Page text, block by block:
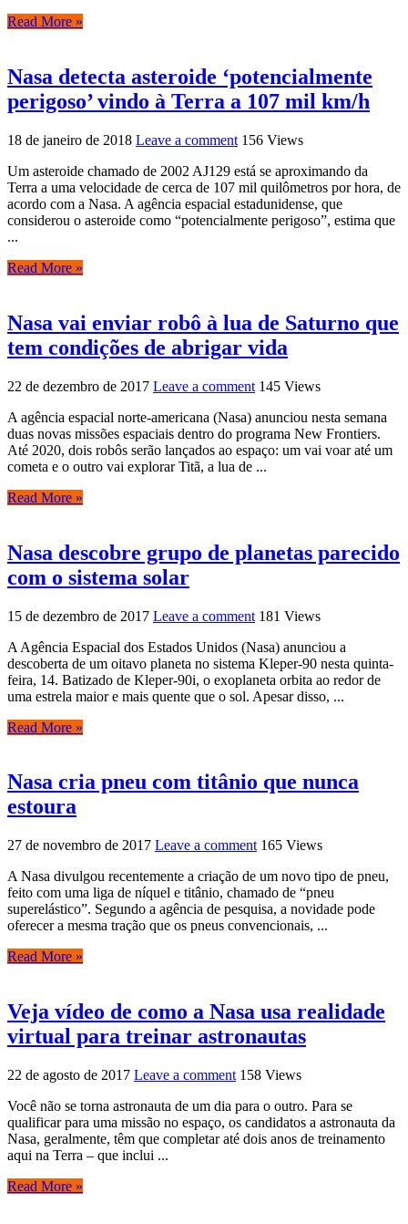
Read More »
Nasa detecta asteroide ‘potencialmente
perigoso’ vindo à Terra a 107 mil km/h
18 de janeiro de 2018 Leave a comment 156 Views
Um asteroide chamado de 2002 AJ129 está se aproximando da
Terra a uma velocidade de cerca de 107 mil quilômetros por hora, de
acordo com a Nasa. A agência espacial estadunidense, que
considerou o asteroide como “potencialmente perigoso”, estima que
...
Read More »
Nasa vai enviar robô à lua de Saturno que
tem condições de abrigar vida
22 de dezembro de 2017 Leave a comment 145 Views
A agência espacial norte-americana (Nasa) anunciou nesta semana
duas novas missões espaciais dentro do programa New Frontiers.
Até 2020, dois robôs serão lançados ao espaço: um vai voar até um
cometa e o outro vai explorar Titã, a lua de ...
Read More »
Nasa descobre grupo de planetas parecido
com o sistema solar
15 de dezembro de 2017 Leave a comment 181 Views
A Agência Espacial dos Estados Unidos (Nasa) anunciou a
descoberta de um oitavo planeta no sistema Kleper-90 nesta quinta-
feira, 14. Batizado de Kleper-90i, o exoplaneta orbita ao redor de
uma estrela maior e mais quente que o sol. Apesar disso, ...
Read More »
Nasa cria pneu com titânio que nunca
estoura
27 de novembro de 2017 Leave a comment 165 Views
A Nasa divulgou recentemente a criação de um novo tipo de pneu,
feito com uma liga de níquel e titânio, chamado de “pneu
superelástico”. Segundo a agência de pesquisa, a novidade pode
oferecer a mesma tração que os pneus convencionais, ...
Read More »
Veja vídeo de como a Nasa usa realidade
virtual para treinar astronautas
22 de agosto de 2017 Leave a comment 158 Views
Você não se torna astronauta de um dia para o outro. Para se
qualificar para uma missão no espaço, os candidatos a astronauta da
Nasa, geralmente, têm que completar até dois anos de treinamento
aqui na Terra – que inclui ...
Read More »